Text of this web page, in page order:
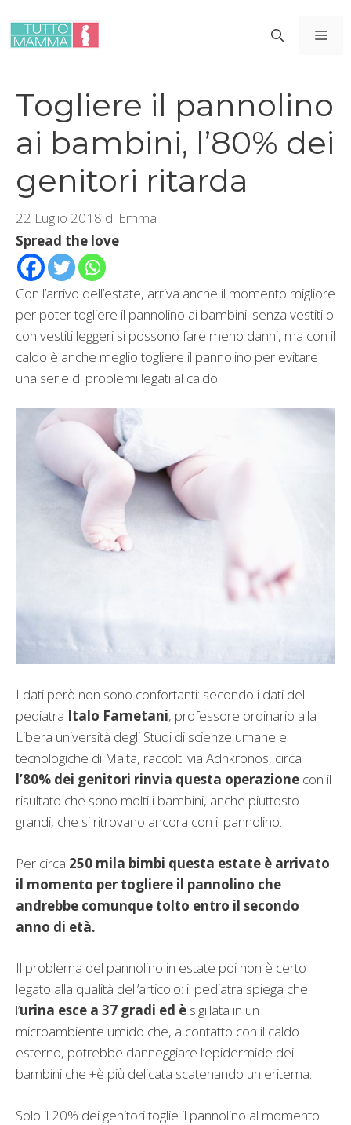
contenuto
Togliere il pannolino
ai bambini, l’80% dei
genitori ritarda
22 Luglio 2018 di Emma
Spread the love
Con l’arrivo dell’estate, arriva anche il momento migliore
per poter togliere il pannolino ai bambini: senza vestiti o
con vestiti leggeri si possono fare meno danni, ma con il
caldo è anche meglio togliere il pannolino per evitare
una serie di problemi legati al caldo.
I dati però non sono confortanti: secondo i dati del
pediatra Italo Farnetani, professore ordinario alla
Libera università degli Studi di scienze umane e
tecnologiche di Malta, raccolti via Adnkronos, circa
l’80% dei genitori rinvia questa operazione con il
risultato che sono molti i bambini, anche piuttosto
grandi, che si ritrovano ancora con il pannolino.
Per circa 250 mila bimbi questa estate è arrivato
il momento per togliere il pannolino che
andrebbe comunque tolto entro il secondo
anno di età.
Il problema del pannolino in estate poi non è certo
legato alla qualità dell’articolo: il pediatra spiega che
l’urina esce a 37 gradi ed è sigillata in un
microambiente umido che, a contatto con il caldo
esterno, potrebbe danneggiare l’epidermide dei
bambini che +è più delicata scatenando un eritema.
Solo il 20% dei genitori toglie il pannolino al momento